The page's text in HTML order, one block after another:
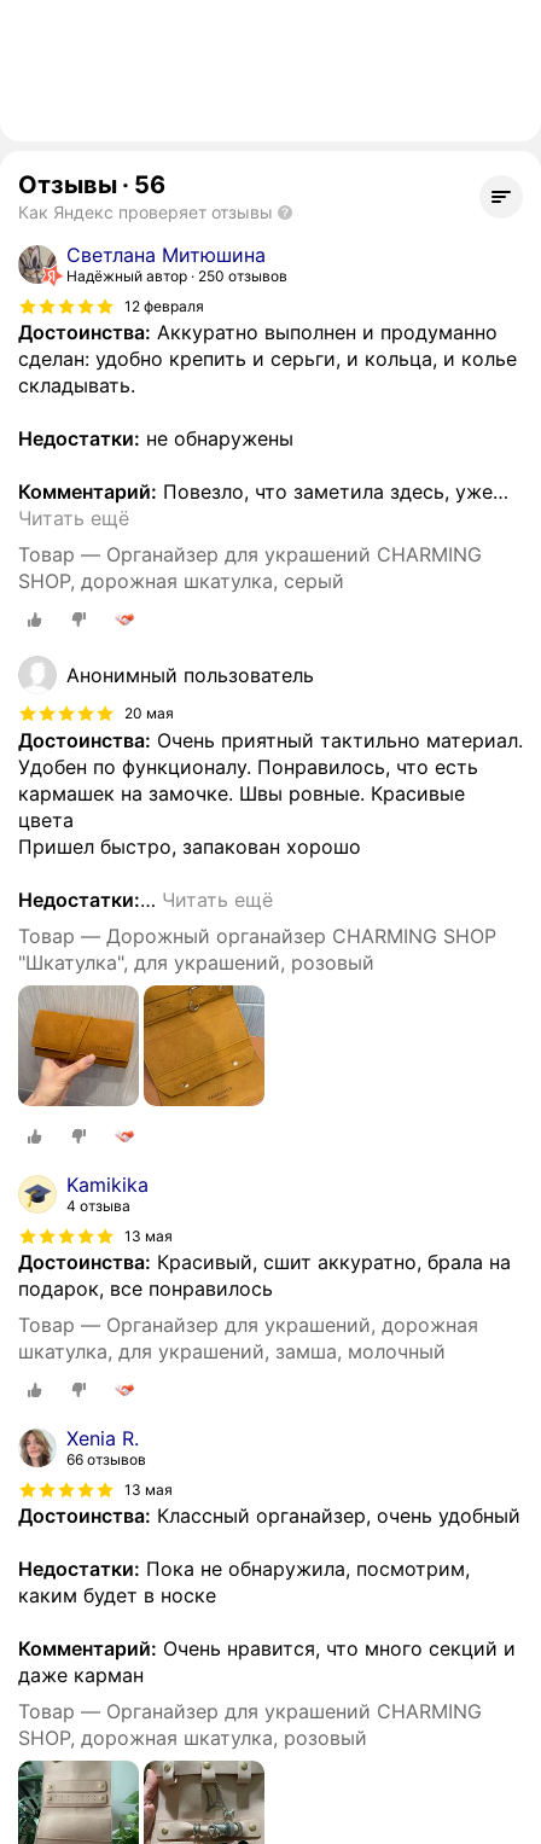
Отзывы · 56
Как Яндекс проверяет отзывы
Cветлана Митюшина
Надёжный автор
250 отзывов
12 февраля
Достоинства: Аккуратно выполнен и продуманно
сделан: удобно крепить и серьги, и кольца, и колье
складывать.
Недостатки: не обнаружены
Комментарий: Повезло, что заметила здесь, уже…
Читать ещё
Товар — Органайзер для украшений CHARMING
SHOP, дорожная шкатулка, серый
Анонимный пользователь
20 мая
Достоинства: Очень приятный тактильно материал.
Удобен по функционалу. Понравилось, что есть
кармашек на замочке. Швы ровные. Красивые
цвета
Пришел быстро, запакован хорошо
Недостатки:… Читать ещё
Товар — Дорожный органайзер CHARMING SHOP
"Шкатулка", для украшений, розовый
Kamikika
4 отзыва
13 мая
Достоинства: Красивый, сшит аккуратно, брала на
подарок, все понравилось
Товар — Органайзер для украшений, дорожная
шкатулка, для украшений, замша, молочный
Xenia R.
66 отзывов
13 мая
Достоинства: Классный органайзер, очень удобный
Недостатки: Пока не обнаружила, посмотрим,
каким будет в носке
Комментарий: Очень нравится, что много секций и
даже карман
Товар — Органайзер для украшений CHARMING
SHOP, дорожная шкатулка, розовый